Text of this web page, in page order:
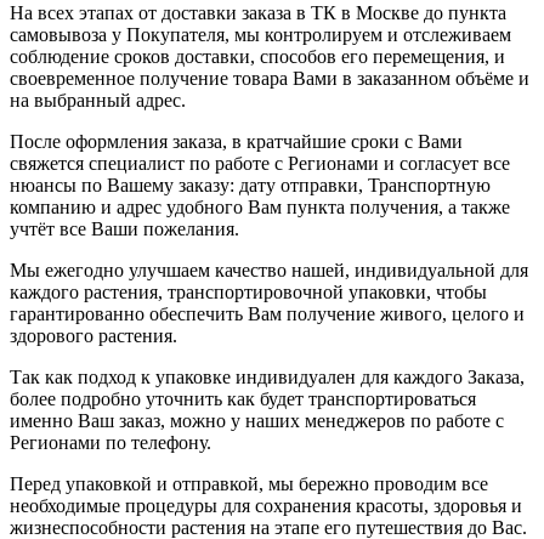
На всех этапах от доставки заказа в ТК в Москве до пункта
самовывоза у Покупателя, мы контролируем и отслеживаем
соблюдение сроков доставки, способов его перемещения, и
своевременное получение товара Вами в заказанном объёме и
на выбранный адрес.
После оформления заказа, в кратчайшие сроки с Вами
свяжется специалист по работе с Регионами и согласует все
нюансы по Вашему заказу: дату отправки, Транспортную
компанию и адрес удобного Вам пункта получения, а также
учтёт все Ваши пожелания.
Мы ежегодно улучшаем качество нашей, индивидуальной для
каждого растения, транспортировочной упаковки, чтобы
гарантированно обеспечить Вам получение живого, целого и
здорового растения.
Так как подход к упаковке индивидуален для каждого Заказа,
более подробно уточнить как будет транспортироваться
именно Ваш заказ, можно у наших менеджеров по работе с
Регионами по телефону.
Перед упаковкой и отправкой, мы бережно проводим все
необходимые процедуры для сохранения красоты, здоровья и
жизнеспособности растения на этапе его путешествия до Вас.